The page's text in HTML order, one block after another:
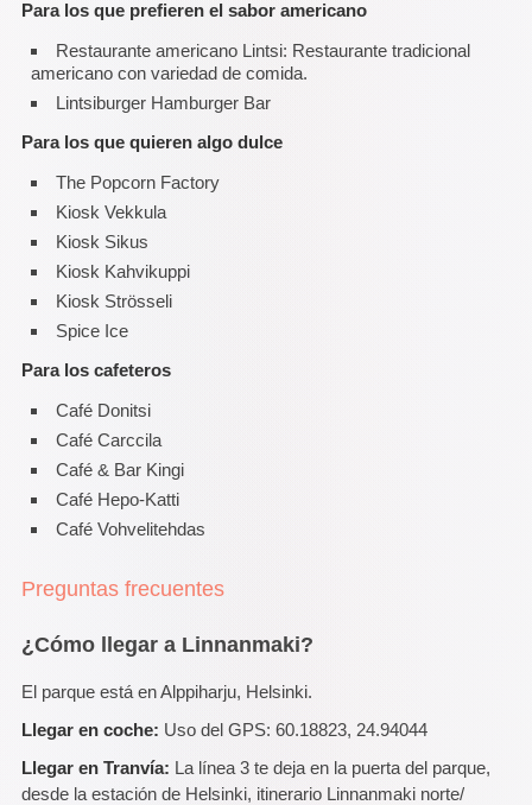
Para los que prefieren el sabor americano
Restaurante americano Lintsi: Restaurante tradicional
americano con variedad de comida.
Lintsiburger Hamburger Bar
Para los que quieren algo dulce
The Popcorn Factory
Kiosk Vekkula
Kiosk Sikus
Kiosk Kahvikuppi
Kiosk Strösseli
Spice Ice
Para los cafeteros
Café Donitsi
Café Carccila
Café & Bar Kingi
Café Hepo-Katti
Café Vohvelitehdas
Preguntas frecuentes
¿Cómo llegar a Linnanmaki?
El parque está en Alppiharju, Helsinki.
Llegar en coche: Uso del GPS: 60.18823, 24.94044
Llegar en Tranvía: La línea 3 te deja en la puerta del parque,
desde la estación de Helsinki, itinerario Linnanmaki norte/